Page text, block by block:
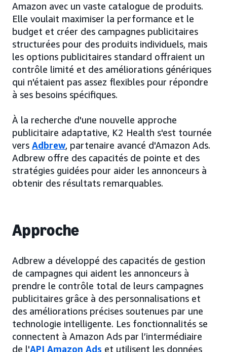
Amazon avec un vaste catalogue de produits.
Elle voulait maximiser la performance et le
budget et créer des campagnes publicitaires
structurées pour des produits individuels, mais
les options publicitaires standard offraient un
contrôle limité et des améliorations génériques
qui n'étaient pas assez flexibles pour répondre
à ses besoins spécifiques.
À la recherche d'une nouvelle approche
publicitaire adaptative, K2 Health s'est tournée
vers Adbrew, partenaire avancé d'Amazon Ads.
Adbrew offre des capacités de pointe et des
stratégies guidées pour aider les annonceurs à
obtenir des résultats remarquables.
Approche
Adbrew a développé des capacités de gestion
de campagnes qui aident les annonceurs à
prendre le contrôle total de leurs campagnes
publicitaires grâce à des personnalisations et
des améliorations précises soutenues par une
technologie intelligente. Les fonctionnalités se
connectent à Amazon Ads par l’intermédiaire
de l'API Amazon Ads et utilisent les données